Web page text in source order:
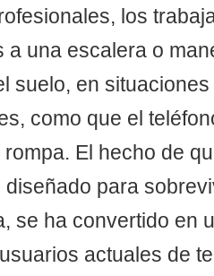
los
a una escalera o
suelo, en
como que el
El hecho de
para
se ha convertido en
actuales de